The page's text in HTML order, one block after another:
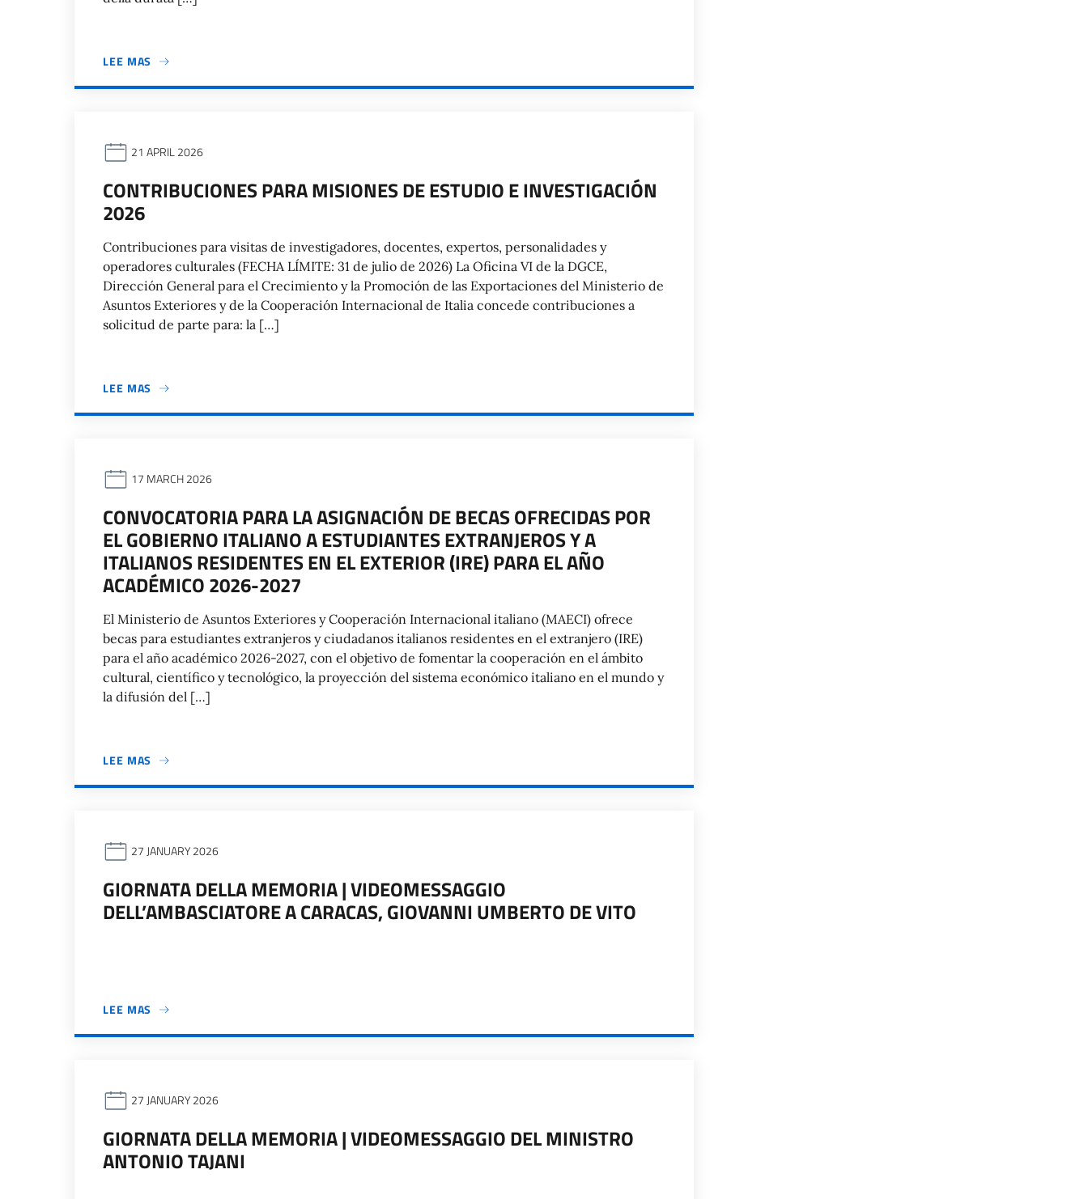
LEE MAS
21 APRIL 2026
CONTRIBUCIONES PARA MISIONES DE ESTUDIO E INVESTIGACIÓN
2026
Contribuciones para visitas de investigadores, docentes, expertos, personalidades y
operadores culturales (FECHA LÍMITE: 31 de julio de 2026) La Oficina VI de la DGCE,
Dirección General para el Crecimiento y la Promoción de las Exportaciones del Ministerio de
Asuntos Exteriores y de la Cooperación Internacional de Italia concede contribuciones a
solicitud de parte para: la […]
LEE MAS
17 MARCH 2026
CONVOCATORIA PARA LA ASIGNACIÓN DE BECAS OFRECIDAS POR
EL GOBIERNO ITALIANO A ESTUDIANTES EXTRANJEROS Y A
ITALIANOS RESIDENTES EN EL EXTERIOR (IRE) PARA EL AÑO
ACADÉMICO 2026-2027
El Ministerio de Asuntos Exteriores y Cooperación Internacional italiano (MAECI) ofrece
becas para estudiantes extranjeros y ciudadanos italianos residentes en el extranjero (IRE)
para el año académico 2026-2027, con el objetivo de fomentar la cooperación en el ámbito
cultural, científico y tecnológico, la proyección del sistema económico italiano en el mundo y
la difusión del […]
LEE MAS
27 JANUARY 2026
GIORNATA DELLA MEMORIA | VIDEOMESSAGGIO
DELL’AMBASCIATORE A CARACAS, GIOVANNI UMBERTO DE VITO
LEE MAS
27 JANUARY 2026
GIORNATA DELLA MEMORIA | VIDEOMESSAGGIO DEL MINISTRO
ANTONIO TAJANI